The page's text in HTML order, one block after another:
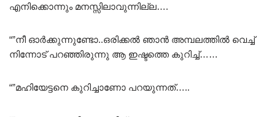
എനിക്കൊന്നും മനസ്സിലാവുന്നില്ല….
“”നീ ഓർക്കുന്നുണ്ടോ..ഒരിക്കൽ ഞാൻ അമ്പലത്തിൽ വെച്ച്
നിന്നോട് പറഞ്ഞിരുന്നു ആ ഇഷ്ടത്തെ കുറിച്ച്……
“”മഹിയേട്ടനെ കുറിച്ചാണോ പറയുന്നത്…..